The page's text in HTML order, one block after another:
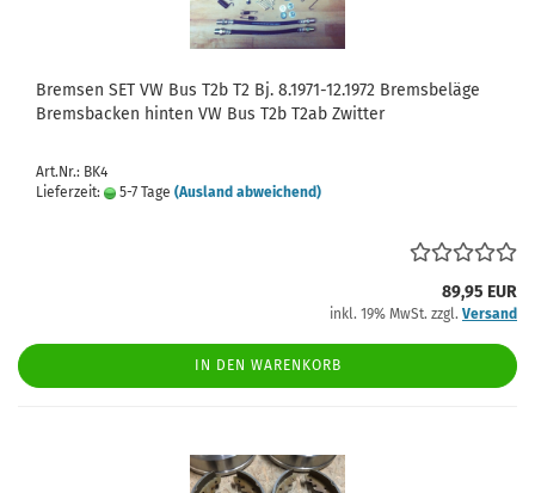
Bremsen SET VW Bus T2b T2 Bj. 8.1971-12.1972 Bremsbeläge
Bremsbacken hinten VW Bus T2b T2ab Zwitter
Art.Nr.: BK4
Lieferzeit:
5-7 Tage (Ausland abweichend)
89,95 EUR
inkl. 19% MwSt. zzgl. Versand
IN DEN WARENKORB